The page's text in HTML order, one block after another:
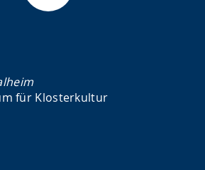
für Klosterkultur